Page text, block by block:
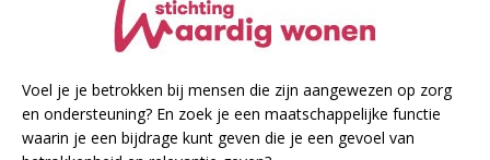
Voel je je betrokken bij mensen die zijn aangewezen op zorg
en ondersteuning? En zoek je een maatschappelijke functie
waarin je een bijdrage kunt geven die je een gevoel van